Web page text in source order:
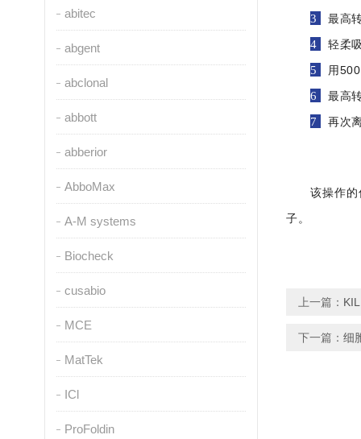
abitec
abgent
abclonal
abbott
abberior
AbboMax
A-M systems
Biocheck
cusabio
MCE
MatTek
ICl
ProFoldin
3 最高
4 轻柔
5 用
6 最高
7 再次
该操作
子。
上一篇：
下一篇： 细